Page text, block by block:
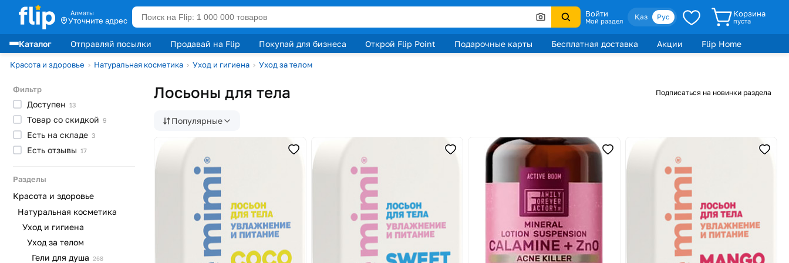
Алматы
Уточните адрес
Войти
Мой раздел Қаз Рус Корзина
пуста
Каталог Отправляй посылки Продавай на Flip Покупай для бизнеса Открой Flip Point Подарочные карты Бесплатная доставка Акции
Flip Home
Лидеры продаж
Красота и здоровье › Натуральная косметика › Уход и гигиена › Уход за телом
Фильтр
Доступен 13
Товар со скидкой 9
Есть на складе 3
Есть отзывы 17
Разделы
Красота и здоровье
Натуральная косметика
Уход и гигиена
Уход за телом
Гели для душа 268
Лосьоны для тела Подписаться на новинки раздела
Популярные